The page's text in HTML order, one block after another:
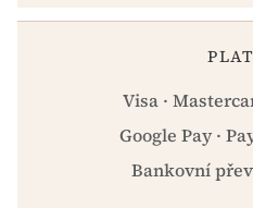
Visa ·
Google Pay ·
Bankovní